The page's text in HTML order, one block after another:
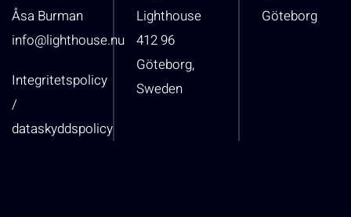
Åsa Burman
info@lighthouse.nu
Integritetspolicy
/
dataskyddspolicy
Lighthouse
412 96
Göteborg,
Sweden
Göteborg